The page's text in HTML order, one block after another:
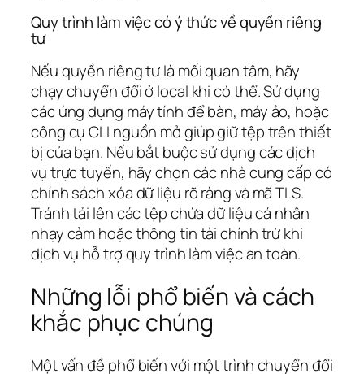
Quy trình làm việc có ý thức về quyền riêng
tư
Nếu quyền riêng tư là mối quan tâm, hãy
chạy chuyển đổi ở local khi có thể. Sử dụng
các ứng dụng máy tính để bàn, máy ảo, hoặc
công cụ CLI nguồn mở giúp giữ tệp trên thiết
bị của bạn. Nếu bắt buộc sử dụng các dịch
vụ trực tuyến, hãy chọn các nhà cung cấp có
chính sách xóa dữ liệu rõ ràng và mã TLS.
Tránh tải lên các tệp chứa dữ liệu cá nhân
nhạy cảm hoặc thông tin tài chính trừ khi
dịch vụ hỗ trợ quy trình làm việc an toàn.
Những lỗi phổ biến và cách
khắc phục chúng
Một vấn đề phổ biến với một trình chuyển đổi